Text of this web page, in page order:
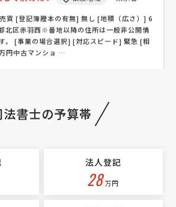
して決めたい 東京都
買 [登記簿謄本の有無] 無し [地積（広さ）] 6
北区赤羽西※番地以降の住所は一般非公開情
。 [事業の場合選択] [対応スピード] 緊急 [相
への相談・問合せ
> 司法書士
[事業の場合選択] [対応スピード] 近いうち
くなり、現在住んでいる二世帯住宅におい
法書士の予算帯
法人登記
28 万円